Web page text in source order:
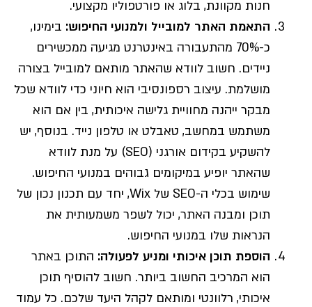
חנות מקוונת, בלוג או פורטפוליו מקצועי.
התאמת האתר למובייל ולמנועי החיפוש: בימינו,
כ-70% מהתעבורה באינטרנט מגיעה ממכשירים
ניידים. חשוב לוודא שהאתר מותאם למובייל בצורה
מושלמת. עיצוב רספונסיבי הוא חיוני כדי לוודא שכל
מבקר ייהנה מחוויית גלישה איכותית, בין אם הוא
משתמש במחשב, טאבלט או טלפון נייד. בנוסף, יש
להשקיע בקידום אורגני (SEO) על מנת לוודא
שהאתר יופיע במיקומים גבוהים במנועי החיפוש.
שימוש בכלי ה-SEO של Wix, יחד עם תכנון נכון של
תוכן ומבנה האתר, יכול לשפר משמעותית את
הנראות שלו במנועי החיפוש.
הוספת תוכן איכותי ומניע לפעולה: התוכן באתר
הוא המרכיב החשוב ביותר. חשוב להוסיף תוכן
איכותי, רלוונטי ומותאם לקהל היעד שלכם. כל עמוד